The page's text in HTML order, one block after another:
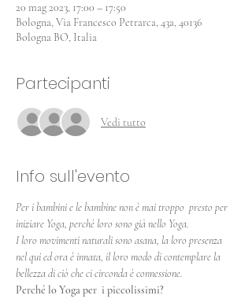
20 mag 2023, 17:00 – 17:50
Bologna, Via Francesco Petrarca, 43a, 40136
Bologna BO, Italia
Partecipanti
Vedi tutto
Info sull'evento
Per i bambini e le bambine non è mai troppo  presto per
iniziare Yoga, perchè loro sono già nello Yoga.
I loro movimenti naturali sono asana, la loro presenza
nel qui ed ora è innata, il loro modo di contemplare la
bellezza di ciò che ci circonda è connessione.
Perché lo Yoga per  i piccolissimi?